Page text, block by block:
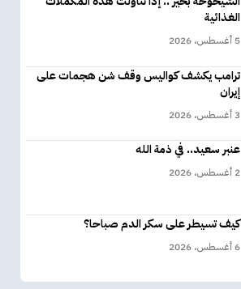
الغذائية
5 أغسطس، 2026
ترامب يكشف كواليس وقف شن هجمات على
إيران
3 أغسطس، 2026
عنبر سعيد.. في ذمة الله
2 أغسطس، 2026
كيف تسيطر على سكر الدم صباحا؟
6 أغسطس، 2026